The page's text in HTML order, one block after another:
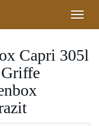
Capri 305l